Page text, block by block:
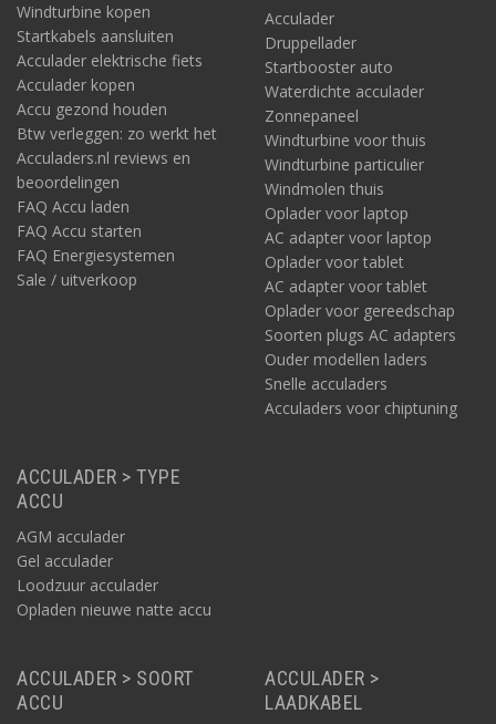
Windturbine kopen
Startkabels aansluiten
Acculader elektrische fiets
Acculader kopen
Accu gezond houden
Btw verleggen: zo werkt het
Acculaders.nl reviews en
beoordelingen
FAQ Accu laden
FAQ Accu starten
FAQ Energiesystemen
Sale / uitverkoop
Acculader
Druppellader
Startbooster auto
Waterdichte acculader
Zonnepaneel
Windturbine voor thuis
Windturbine particulier
Windmolen thuis
Oplader voor laptop
AC adapter voor laptop
Oplader voor tablet
AC adapter voor tablet
Oplader voor gereedschap
Soorten plugs AC adapters
Ouder modellen laders
Snelle acculaders
Acculaders voor chiptuning
ACCULADER > TYPE
ACCU
AGM acculader
Gel acculader
Loodzuur acculader
Opladen nieuwe natte accu
ACCULADER > SOORT
ACCU
ACCULADER >
LAADKABEL